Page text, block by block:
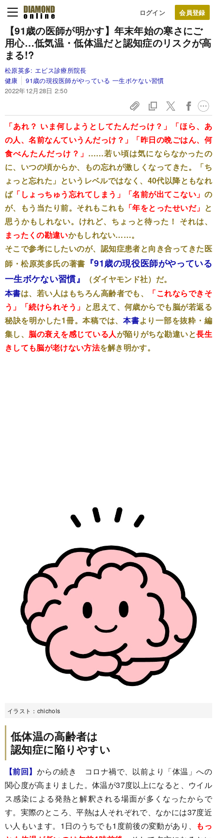
ログイン
【91歳の医師が明かす】 年末年始の寒さにご
用心…低気温・低体温だと認知症のリスクが高
まる!?
松原英多: エビス診療所院長
健康
91歳の現役医師がやっている 一生ボケない習慣
2022年12月28日 2:50
「あれ？ いま何しようとしてたんだっけ？」「ほら、あ
の人、名前なんていうんだっけ？」「昨日の晩ごはん、何
食べんたんだっけ？」 ……若い頃は気にならなかったの
に、いつの頃からか、もの忘れが激しくなってきた。「ち
ょっと忘れた」というレベルではなく、40代以降ともなれ
ば「しょっちゅう忘れてしまう」「名前が出てこない」 の
が、もう当たり前。それもこれも 「年をとったせいだ」 と
思うかもしれない。けれど、ちょっと待った！ それは、
まったくの勘違いかもしれない……。
そこで参考にしたいのが、認知症患者と向き合ってきた医
師・松原英多氏の著書 『91歳の現役医師がやっている
一生ボケない習慣』
（ダイヤモンド社）だ。
本書は、若い人はもちろん高齢者でも、
「これならできそ
う」「続けられそう」 と思えて、何歳からでも脳が若返る
秘訣を明かした1冊。本稿では、本書より一部を抜粋・編
集し、 脳の衰えを感じている人が陥りがちな勘違いと長生
きしても脳が老けない方法を解き明かす。
イラスト：chichols
低体温の高齢者は
認知症に陥りやすい
【前回】 からの続き コロナ禍で、以前より「体温」への
関心度が高まりました。体温が37度以上になると、ウイル
ス感染による発熱と解釈される場面が多くなったからで
す。実際のところ、平熱は人それぞれで、なかには37度近
い人もいます。1日のうちでも1度前後の変動があり、
もっ